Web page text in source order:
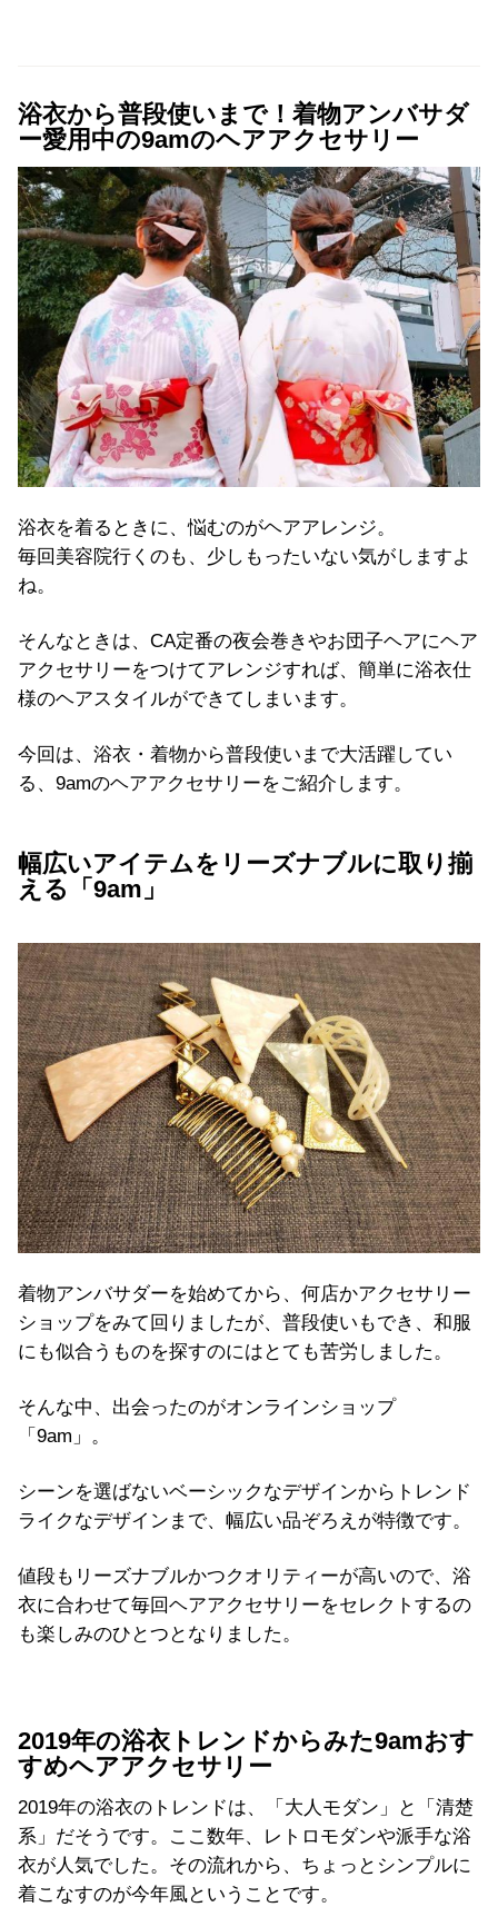
浴衣から普段使いまで！着物アンバサダ
ー愛用中の9amのヘアアクセサリー
浴衣を着るときに、悩むのがヘアアレンジ。
毎回美容院行くのも、少しもったいない気がしますよ
ね。
そんなときは、CA定番の夜会巻きやお団子ヘアにヘア
アクセサリーをつけてアレンジすれば、簡単に浴衣仕
様のヘアスタイルができてしまいます。
今回は、浴衣・着物から普段使いまで大活躍してい
る、9amのヘアアクセサリーをご紹介します。
幅広いアイテムをリーズナブルに取り揃
える「9am」
着物アンバサダーを始めてから、何店かアクセサリー
ショップをみて回りましたが、普段使いもでき、和服
にも似合うものを探すのにはとても苦労しました。
そんな中、出会ったのがオンラインショップ
「9am」。
シーンを選ばないベーシックなデザインからトレンド
ライクなデザインまで、幅広い品ぞろえが特徴です。
値段もリーズナブルかつクオリティーが高いので、浴
衣に合わせて毎回ヘアアクセサリーをセレクトするの
も楽しみのひとつとなりました。
2019年の浴衣トレンドからみた9amおす
すめヘアアクセサリー
2019年の浴衣のトレンドは、「大人モダン」と「清楚
系」だそうです。ここ数年、レトロモダンや派手な浴
衣が人気でした。その流れから、ちょっとシンプルに
着こなすのが今年風ということです。